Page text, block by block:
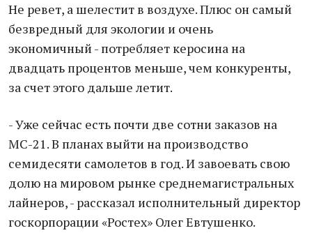
Не ревет, а шелестит в воздухе. Плюс он самый
безвредный для экологии и очень
экономичный - потребляет керосина на
двадцать процентов меньше, чем конкуренты,
за счет этого дальше летит.
- Уже сейчас есть почти две сотни заказов на
МС-21. В планах выйти на производство
семидесяти самолетов в год. И завоевать свою
долю на мировом рынке среднемагистральных
лайнеров, - рассказал исполнительный директор
госкорпорации «Ростех» Олег Евтушенко.